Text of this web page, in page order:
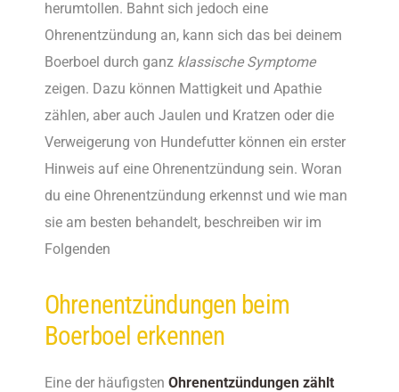
herumtollen. Bahnt sich jedoch eine
Ohrenentzündung an, kann sich das bei deinem
Boerboel durch ganz klassische Symptome
zeigen. Dazu können Mattigkeit und Apathie
zählen, aber auch Jaulen und Kratzen oder die
Verweigerung von Hundefutter können ein erster
Hinweis auf eine Ohrenentzündung sein. Woran
du eine Ohrenentzündung erkennst und wie man
sie am besten behandelt, beschreiben wir im
Folgenden
Ohrenentzündungen beim
Boerboel erkennen
Eine der häufigsten Ohrenentzündungen zählt